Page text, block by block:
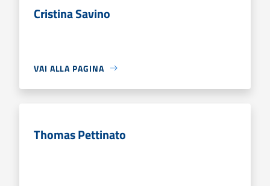
Cristina Savino
VAI ALLA PAGINA
Thomas Pettinato